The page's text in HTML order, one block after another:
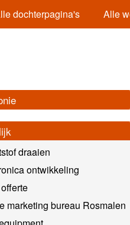
dochterpagina's Alle
draaien
ontwikkeling
marketing bureau Rosmalen